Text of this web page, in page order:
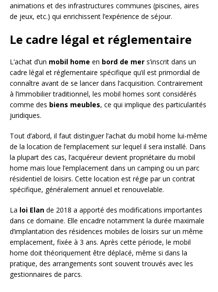
animations et des infrastructures communes (piscines, aires
de jeux, etc.) qui enrichissent l’expérience de séjour.
Le cadre légal et réglementaire
L’achat d’un mobil home en bord de mer s’inscrit dans un
cadre légal et réglementaire spécifique qu’il est primordial de
connaître avant de se lancer dans l’acquisition. Contrairement
à l’immobilier traditionnel, les mobil homes sont considérés
comme des biens meubles, ce qui implique des particularités
juridiques.
Tout d’abord, il faut distinguer l’achat du mobil home lui-même
de la location de l’emplacement sur lequel il sera installé. Dans
la plupart des cas, l’acquéreur devient propriétaire du mobil
home mais loue l’emplacement dans un camping ou un parc
résidentiel de loisirs. Cette location est régie par un contrat
spécifique, généralement annuel et renouvelable.
La loi Elan de 2018 a apporté des modifications importantes
dans ce domaine. Elle encadre notamment la durée maximale
d’implantation des résidences mobiles de loisirs sur un même
emplacement, fixée à 3 ans. Après cette période, le mobil
home doit théoriquement être déplacé, même si dans la
pratique, des arrangements sont souvent trouvés avec les
gestionnaires de parcs.